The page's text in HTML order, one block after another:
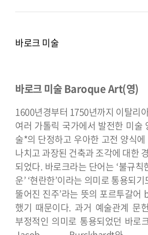
바로크 미술
바로크 미술 Baroque Art(영)
1600년경부터 1750년까지 이탈리
여러 가톨릭 국가에서 발전한 미술
술*의 단정하고 우아한 고전 양식
나치고 과장된 건축과 조각에 대한
되었다. 바로크라는 단어는 ‘불규칙
운’ ‘현란한’이라는 의미로 통용되
뚤어진 진주’라는 뜻의 포르투갈
했기 때문이다. 과거 예술관계 문
부정적인 의미로 통용되었던 바로